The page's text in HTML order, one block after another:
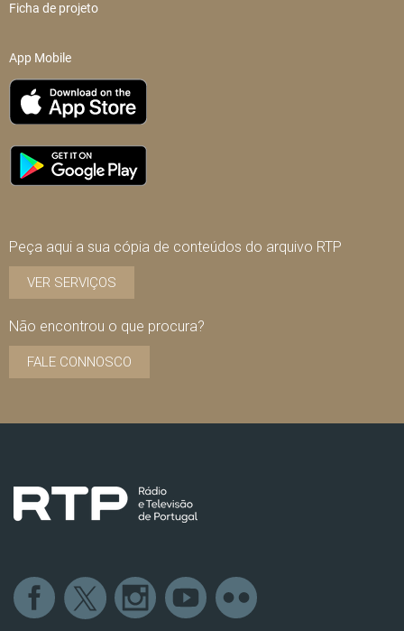
Ficha de projeto
App Mobile
Peça aqui a sua cópia de conteúdos do arquivo RTP
VER SERVIÇOS
Não encontrou o que procura?
FALE CONNOSCO